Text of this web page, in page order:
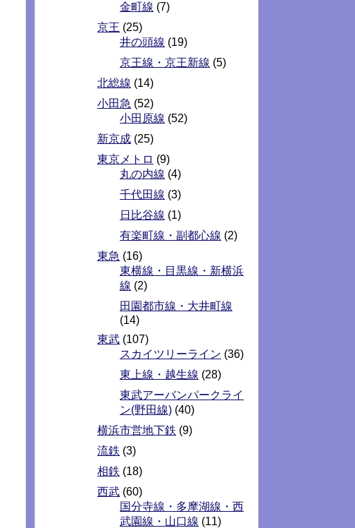
金町線 (7)
京王 (25)
井の頭線 (19)
京王線・京王新線 (5)
北総線 (14)
小田急 (52)
小田原線 (52)
新京成 (25)
東京メトロ (9)
丸の内線 (4)
千代田線 (3)
日比谷線 (1)
有楽町線・副都心線 (2)
東急 (16)
東横線・目黒線・新横浜
線 (2)
田園都市線・大井町線
(14)
東武 (107)
スカイツリーライン (36)
東上線・越生線 (28)
東武アーバンパークライ
ン(野田線) (40)
横浜市営地下鉄 (9)
流鉄 (3)
相鉄 (18)
西武 (60)
国分寺線・多摩湖線・西
武園線・山口線 (11)